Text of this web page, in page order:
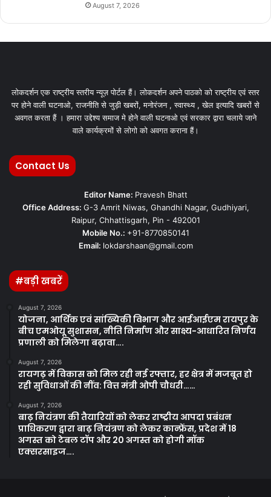
August 7, 2026
लोकदर्शन एक राष्ट्रीय स्तरीय न्यूज़ पोर्टल हैं। लोकदर्शन अपने पाठको को राष्ट्रीय एवं स्तर
पर होने वाली घटनाओ, राजनीति से जुड़ी खबरों, मनोरंजन , स्वास्थ्य , खेल इत्यादि खबरों से
अवगत करता हैं । हमारा उद्देश्य समाज मे होने वाली घटनाओ एवं सरकार द्वारा चलाये जाने
वाले कार्यक्रमों से लोगो को अवगत कराना हैं।
Contact Us
Editor Name: Pravesh Bhatt
Office Address: G-3 Amrit Niwas, Ghandhi Nagar, Gudhiyari,
Raipur, Chhattisgarh, Pin - 492001
Mobile No.: +91-8770850141
Email: lokdarshaan@gmail.com
#बड़ी खबरें
August 7, 2026
योजना, आर्थिक एवं सांख्यिकी विभाग और आईआईएम रायपुर के
बीच एमओयू सुशासन, नीति निर्माण और साक्ष्य-आधारित निर्णय
प्रणाली को मिलेगा बढ़ावा….
August 7, 2026
रायगढ़ में विकास को मिल रही नई रफ्तार, हर क्षेत्र में मजबूत हो
रही सुविधाओं की नींव: वित्त मंत्री ओपी चौधरी……
August 7, 2026
बाढ़ नियंत्रण की तैयारियों को लेकर राष्ट्रीय आपदा प्रबंधन
प्राधिकरण द्वारा बाढ़ नियंत्रण को लेकर कान्फ्रेंस, प्रदेश में 18
अगस्त को टेबल टॉप और 20 अगस्त को होगी मॉक
एक्सरसाइज….